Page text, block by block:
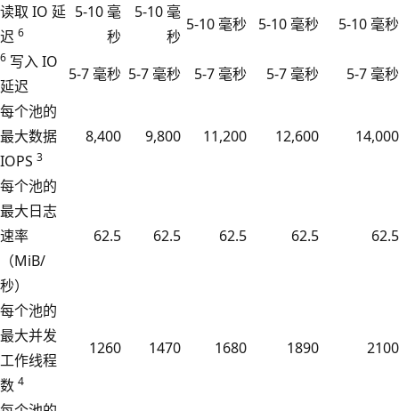
读取 IO 延
迟 6
5-10 毫
秒
5-10 毫
秒
5-10 毫秒 5-10 毫秒 5-10 毫秒
6 写入 IO
延迟
5-7 毫秒 5-7 毫秒 5-7 毫秒 5-7 毫秒
5-7 毫秒
每个池的
最大数据
IOPS 3
8,400 9,800 11,200 12,600 14,000
每个池的
最大日志
速率
（MiB/
秒）
62.5 62.5 62.5 62.5 62.5
每个池的
最大并发
工作线程
数 4
1260 1470 1680 1890 2100